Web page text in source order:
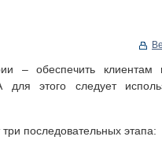
– обеспечить клиентам
этого следует
последовательных этапа: